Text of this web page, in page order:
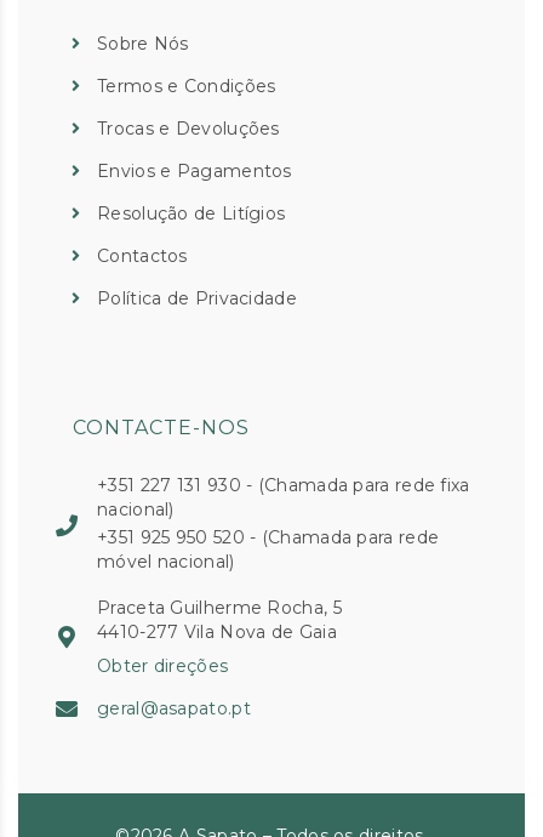
Sobre Nós
Termos e Condições
Trocas e Devoluções
Envios e Pagamentos
Resolução de Litígios
Contactos
Política de Privacidade
CONTACTE-NOS
+351 227 131 930 - (Chamada para rede fixa
nacional)
+351 925 950 520 - (Chamada para rede
móvel nacional)
Praceta Guilherme Rocha, 5
4410-277 Vila Nova de Gaia
Obter direções
geral@asapato.pt